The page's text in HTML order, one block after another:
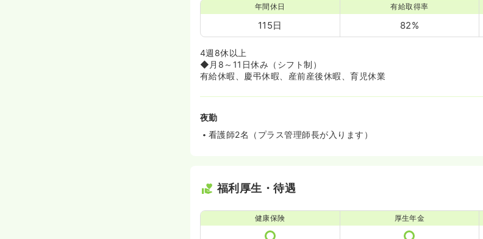
年間休日
115日
有給取得率
82%
4週8休以上
◆月8～11日休み（シフト制）
有給休暇、慶弔休暇、産前産後休暇、育児休業
夜勤
看護師2名（プラス管理師長が入ります）
福利厚生・待遇
健康保険 厚生年金